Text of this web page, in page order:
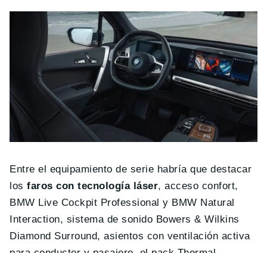
Entre el equipamiento de serie habría que destacar
losfaros con tecnología láser, acceso confort,
BMW Live Cockpit Professional y BMW Natural
Interaction, sistema de sonido Bowers & Wilkins
Diamond Surround, asientos con ventilación activa